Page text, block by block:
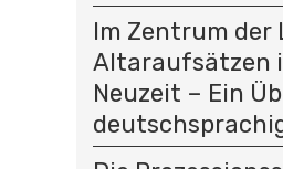
Im Zentrum der
Altaraufsätzen
Neuzeit – Ein